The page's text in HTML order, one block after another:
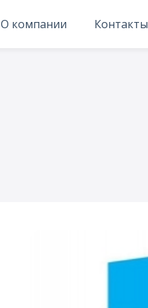
О компании Контакты